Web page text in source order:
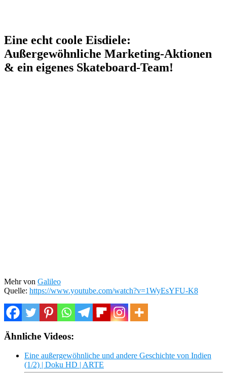
Eine echt coole Eisdiele:
Außergewöhnliche Marketing-Aktionen
& ein eigenes Skateboard-Team!
Mehr von Galileo
Quelle: https://www.youtube.com/watch?v=1WyEsYFU-K8
Ähnliche Videos:
Eine außergewöhnliche und andere Geschichte von Indien
(1/2) | Doku HD | ARTE